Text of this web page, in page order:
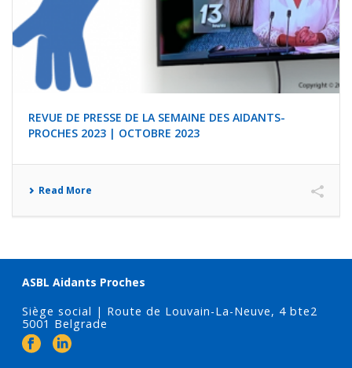
REVUE DE PRESSE DE LA SEMAINE DES AIDANTS-
PROCHES 2023 | OCTOBRE 2023
Read More
ASBL Aidants Proches
Siège social | Route de Louvain-La-Neuve, 4 bte2
5001 Belgrade